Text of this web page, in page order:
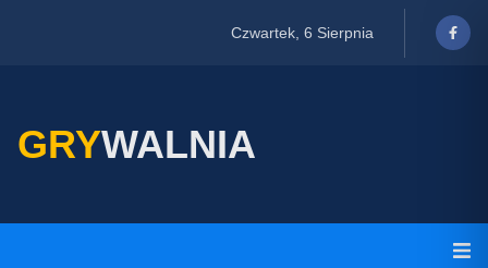
Czwartek, 6 Sierpnia
GRYWALNIA